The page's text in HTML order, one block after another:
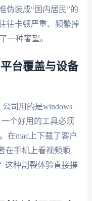
伪装成“国内居民”的
往卡顿严重、频繁掉
一种奢望。
台覆盖与设备
公司用的是windows
个好用的工具必须
在mac上下载了客户
在手机上看视频顺
这种割裂体验直接摧